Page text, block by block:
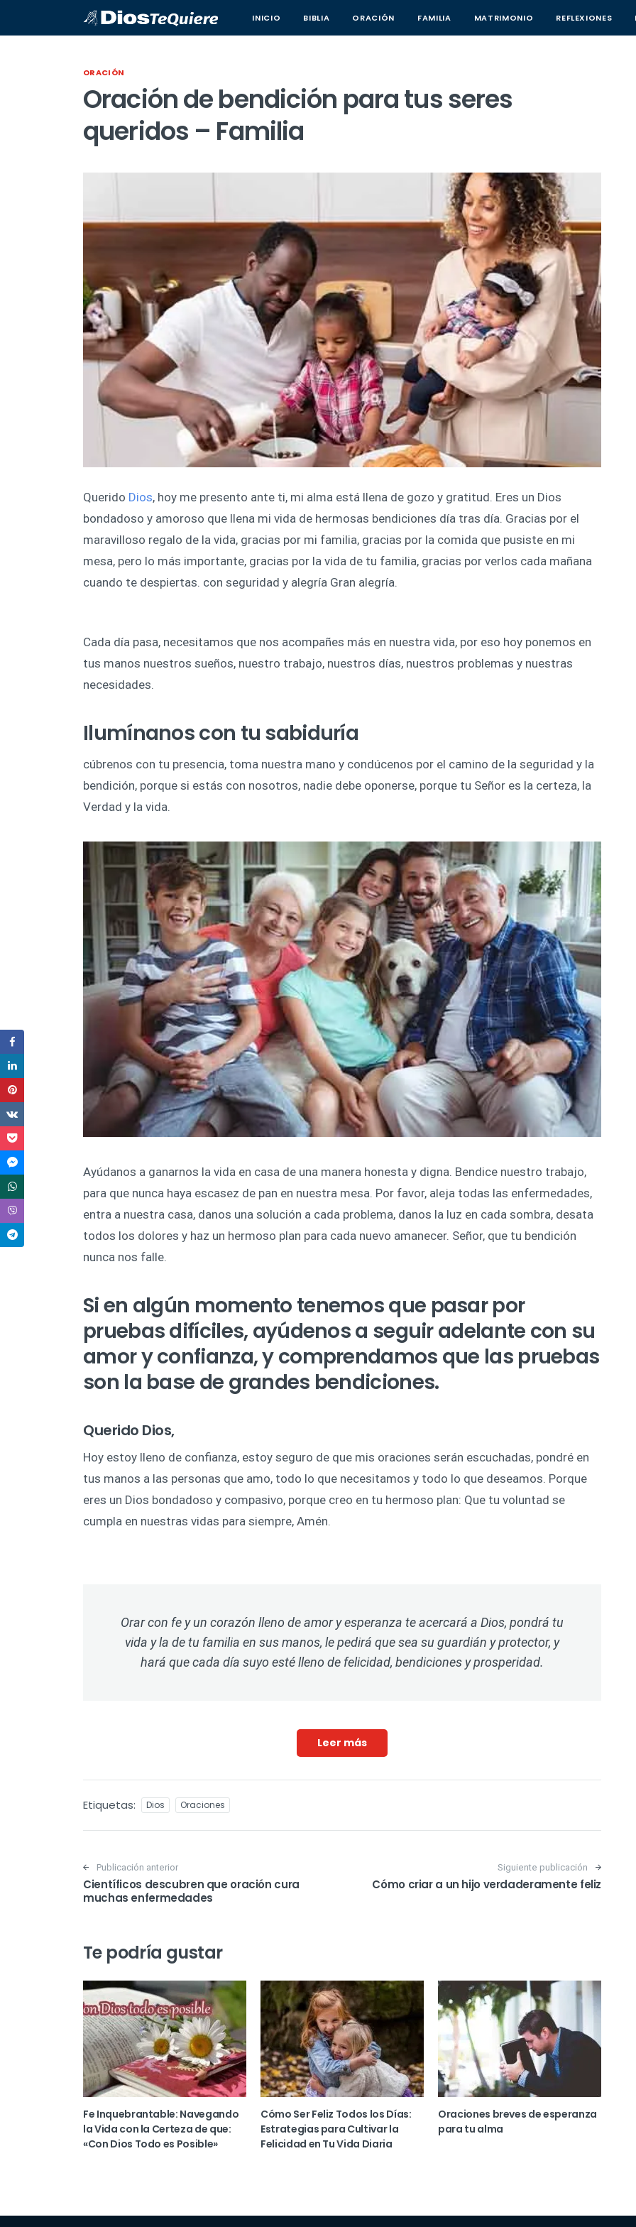
INICIO BIBLIA ORACIÓN FAMILIA MATRIMONIO REFLEXIONES
ORACIÓN
Oración de bendición para tus seres
queridos – Familia
Querido Dios, hoy me presento ante ti, mi alma está llena de gozo y gratitud. Eres un Dios
bondadoso y amoroso que llena mi vida de hermosas bendiciones día tras día. Gracias por el
maravilloso regalo de la vida, gracias por mi familia, gracias por la comida que pusiste en mi
mesa, pero lo más importante, gracias por la vida de tu familia, gracias por verlos cada mañana
cuando te despiertas. con seguridad y alegría Gran alegría.
Cada día pasa, necesitamos que nos acompañes más en nuestra vida, por eso hoy ponemos en
tus manos nuestros sueños, nuestro trabajo, nuestros días, nuestros problemas y nuestras
necesidades.
Ilumínanos con tu sabiduría
cúbrenos con tu presencia, toma nuestra mano y condúcenos por el camino de la seguridad y la
bendición, porque si estás con nosotros, nadie debe oponerse, porque tu Señor es la certeza, la
Verdad y la vida.
Ayúdanos a ganarnos la vida en casa de una manera honesta y digna. Bendice nuestro trabajo,
para que nunca haya escasez de pan en nuestra mesa. Por favor, aleja todas las enfermedades,
entra a nuestra casa, danos una solución a cada problema, danos la luz en cada sombra, desata
todos los dolores y haz un hermoso plan para cada nuevo amanecer. Señor, que tu bendición
nunca nos falle.
Si en algún momento tenemos que pasar por
pruebas difíciles, ayúdenos a seguir adelante con su
amor y confianza, y comprendamos que las pruebas
son la base de grandes bendiciones.
Querido Dios,
Hoy estoy lleno de confianza, estoy seguro de que mis oraciones serán escuchadas, pondré en
tus manos a las personas que amo, todo lo que necesitamos y todo lo que deseamos. Porque
eres un Dios bondadoso y compasivo, porque creo en tu hermoso plan: Que tu voluntad se
cumpla en nuestras vidas para siempre, Amén.
Orar con fe y un corazón lleno de amor y esperanza te acercará a Dios, pondrá tu
vida y la de tu familia en sus manos, le pedirá que sea su guardián y protector, y
hará que cada día suyo esté lleno de felicidad, bendiciones y prosperidad.
Leer más
Etiquetas: Dios Oraciones
Post navigation
Publicación anterior
Científicos descubren que oración cura
muchas enfermedades
Siguiente publicación
Cómo criar a un hijo verdaderamente feliz
Te podría gustar
Fe Inquebrantable: Navegando
la Vida con la Certeza de que:
«Con Dios Todo es Posible»
Cómo Ser Feliz Todos los Días:
Estrategias para Cultivar la
Felicidad en Tu Vida Diaria
Oraciones breves de esperanza
para tu alma